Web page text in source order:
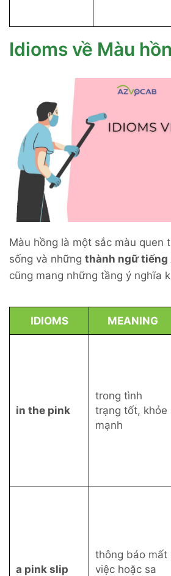
Idioms về Màu
Màu hồng là một sắc màu quen
sống và những thành ngữ tiếng
cũng mang những tầng ý nghĩa
IDIOMS MEANING
in the pink
trong tình
trạng tốt, khỏe
mạnh
a pink slip
thông báo mất
việc hoặc sa